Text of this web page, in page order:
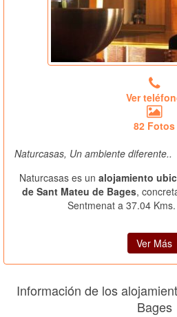
Ver
82 Fotos
Naturcasas, Un ambiente diferente..
Naturcasas es un alojamiento
de Sant Mateu de Bages,
Sentmenat a 37.04
Ver Más
Información de los
Bages